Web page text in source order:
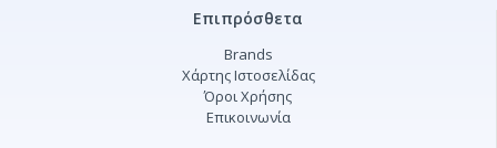
Επιπρόσθετα
Brands
Χάρτης Ιστοσελίδας
Όροι Χρήσης
Επικοινωνία